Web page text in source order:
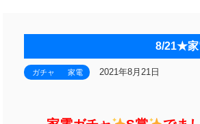
8/21★家
ガチャ 家電 2021年8月21日